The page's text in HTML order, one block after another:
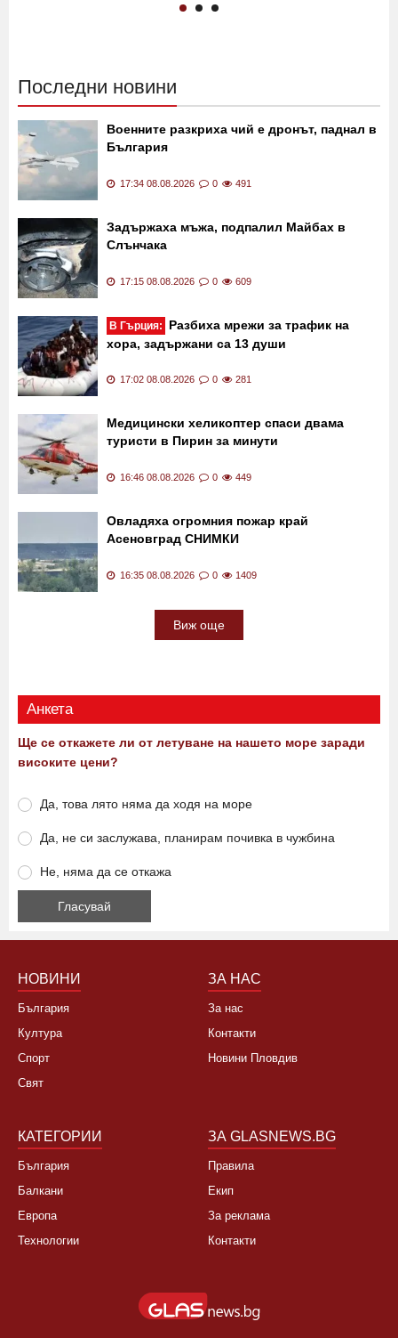
Последни новини
Военните разкриха чий е дронът, паднал в
България
17:34 08.08.2026 0 491
Задържаха мъжа, подпалил Майбах в
Слънчака
17:15 08.08.2026 0 609
В Гърция:
Разбиха мрежи за трафик на
хора, задържани са 13 души
17:02 08.08.2026 0 281
Медицински хеликоптер спаси двама
туристи в Пирин за минути
16:46 08.08.2026 0 449
Овладяха огромния пожар край
Асеновград СНИМКИ
16:35 08.08.2026 0 1409
Виж още
Анкета
Ще се откажете ли от летуване на нашето море заради
високите цени?
Да, това лято няма да ходя на море
Да, не си заслужава, планирам почивка в чужбина
Не, няма да се откажа
НОВИНИ
България
Култура
Спорт
Свят
ЗА НАС
За нас
Контакти
Новини Пловдив
КАТЕГОРИИ
България
Балкани
Европа
Технологии
ЗА GLASNEWS.BG
Правила
Екип
За реклама
Контакти